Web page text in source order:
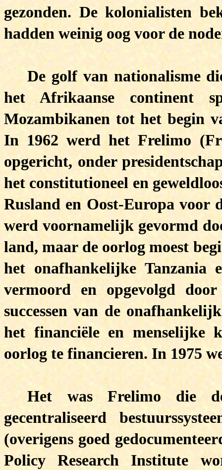
gezonden. De kolonialisten
hadden weinig oog voor de
De golf van nationalisme
het Afrikaanse
Mozambikanen tot het begin
In 1962 werd het Frelimo
opgericht, onder
het constitutioneel en
Rusland en Oost-Europa voor
werd voornamelijk gevormd
land, maar de oorlog moest
het onafhankelijke Tanzania
vermoord en opgevolgd
successen van de
het financiële en menselijke
oorlog te financieren. In 1975
Het was Frelimo die
gecentraliseerd
(overigens goed
Policy Research Institute